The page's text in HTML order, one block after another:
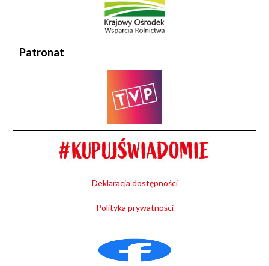
Patronat
Deklaracja dostępności
Polityka prywatności